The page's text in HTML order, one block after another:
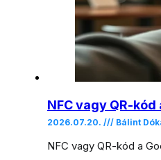
NFC vagy QR-
2026.07.20. /// Bálint
NFC vagy QR-kód a